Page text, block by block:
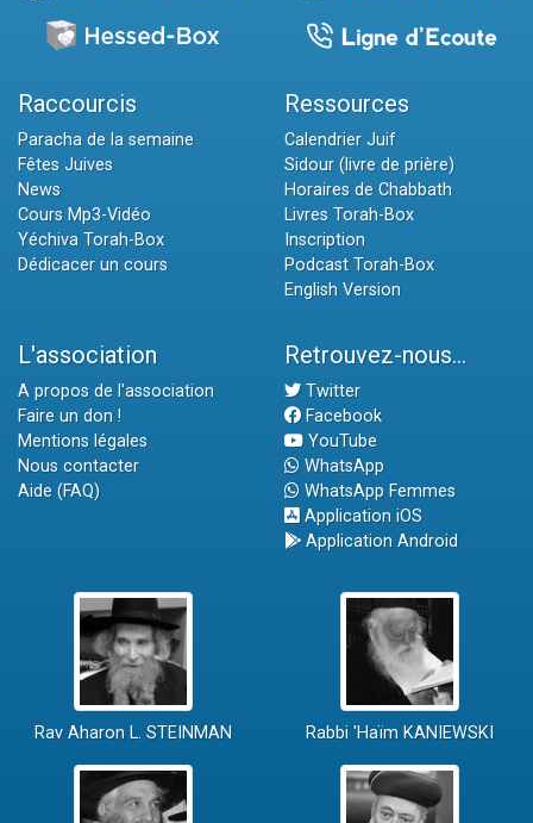
Raccourcis
Paracha de la semaine
Fêtes Juives
News
Cours Mp3-Vidéo
Yéchiva Torah-Box
Dédicacer un cours
Ressources
Calendrier Juif
Sidour (livre de prière)
Horaires de Chabbath
Livres Torah-Box
Inscription
Podcast Torah-Box
English Version
L'association
A propos de l'association
Faire un don !
Mentions légales
Nous contacter
Aide (FAQ)
Retrouvez-nous...
Twitter
Facebook
YouTube
WhatsApp
WhatsApp Femmes
Application iOS
Application Android
Rav Aharon L. STEINMAN Rabbi 'Haïm KANIEWSKI